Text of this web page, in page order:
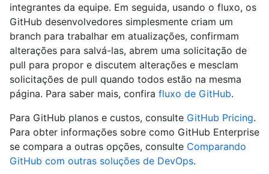
integrantes da equipe. Em seguida, usando o fluxo, os
GitHub desenvolvedores simplesmente criam um
branch para trabalhar em atualizações, confirmam
alterações para salvá-las, abrem uma solicitação de
pull para propor e discutem alterações e mesclam
solicitações de pull quando todos estão na mesma
página. Para saber mais, confira fluxo de GitHub.
Para GitHub planos e custos, consulte GitHub Pricing.
Para obter informações sobre como GitHub Enterprise
se compara a outras opções, consulte Comparando
GitHub com outras soluções de DevOps.